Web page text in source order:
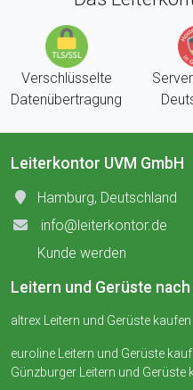
Verschlüsselte
Datenübertragung
Leiterkontor UVM GmbH
Hamburg, Deutschland
info@leiterkontor.de
Kunde werden
Leitern und Gerüste
altrex Leitern und Gerüste kaufen
euroline Leitern und Gerüste
Günzburger Leitern und Gerüste